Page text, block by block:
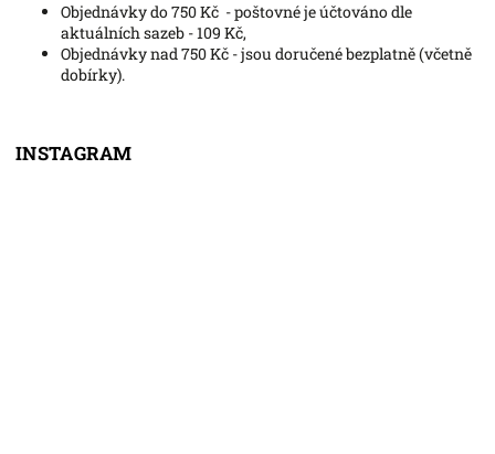
Objednávky do 750 Kč - poštovné je účtováno dle
aktuálních sazeb - 109 Kč,
Objednávky nad 750 Kč - jsou doručené bezplatně (včetně
dobírky).
INSTAGRAM